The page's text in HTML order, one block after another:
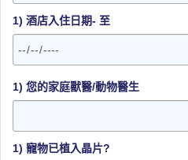
1) 酒店入住日期- 至
1) 您的家庭獸醫/動物醫生
1) 寵物已植入晶片?